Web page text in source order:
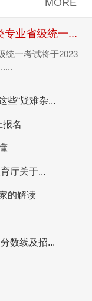
MORE
专业省级统一...
统一考试将于2023
些“疑难杂...
名
厅关于...
的解读
数线及招...